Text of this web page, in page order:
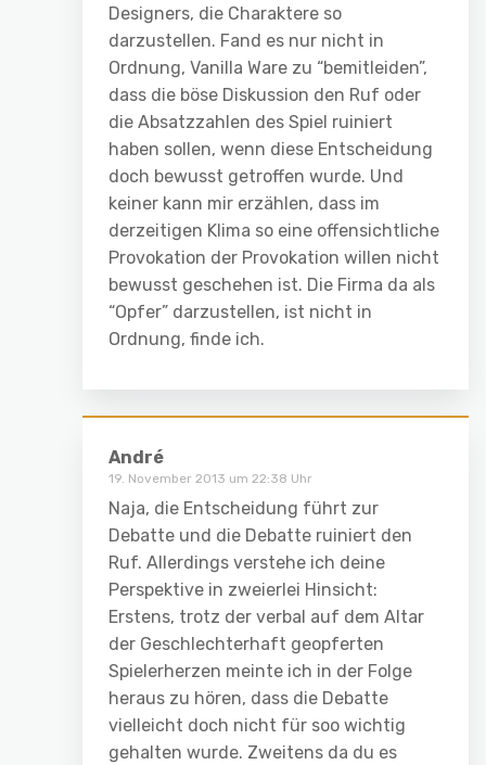
Designers, die Charaktere so
darzustellen. Fand es nur nicht in
Ordnung, Vanilla Ware zu “bemitleiden”,
dass die böse Diskussion den Ruf oder
die Absatzzahlen des Spiel ruiniert
haben sollen, wenn diese Entscheidung
doch bewusst getroffen wurde. Und
keiner kann mir erzählen, dass im
derzeitigen Klima so eine offensichtliche
Provokation der Provokation willen nicht
bewusst geschehen ist. Die Firma da als
“Opfer” darzustellen, ist nicht in
Ordnung, finde ich.
André
19. November 2013 um 22:38 Uhr
Naja, die Entscheidung führt zur
Debatte und die Debatte ruiniert den
Ruf. Allerdings verstehe ich deine
Perspektive in zweierlei Hinsicht:
Erstens, trotz der verbal auf dem Altar
der Geschlechterhaft geopferten
Spielerherzen meinte ich in der Folge
heraus zu hören, dass die Debatte
vielleicht doch nicht für soo wichtig
gehalten wurde. Zweitens da du es